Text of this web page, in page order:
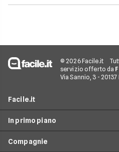
© 2026 Facile.it
servizio offerto da
Via Sannio, 3 -
Facile.it
Assicurazioni
Prestiti
In primo piano
Noleggio lungo termine
Compagnie